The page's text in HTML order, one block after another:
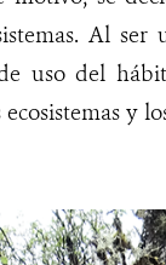
Al ser
uso del
y